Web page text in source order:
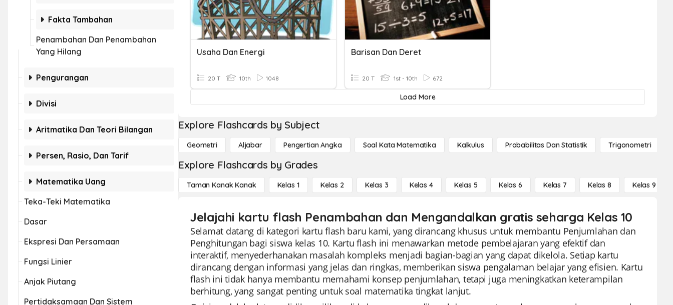
Fakta Tambahan
Penambahan Dan Penambahan
Yang Hilang
Pengurangan
Divisi
Aritmatika Dan Teori Bilangan
Persen, Rasio, Dan Tarif
Matematika Uang
Teka-Teki Matematika
Dasar
Ekspresi Dan Persamaan
Fungsi Linier
Anjak Piutang
Pertidaksamaan Dan Sistem
Usaha Dan Energi
20 T 10th 1048
Barisan Dan Deret
20 T 1st - 10th 672
Load More
Explore Flashcards by Subject
Geometri Aljabar Pengertian Angka Soal Kata Matematika Kalkulus Probabilitas Dan Statistik Trigonometri
Explore Flashcards by Grades
Taman Kanak Kanak Kelas 1 Kelas 2 Kelas 3 Kelas 4 Kelas 5 Kelas 6 Kelas 7 Kelas 8 Kelas 9
Jelajahi kartu flash Penambahan dan Mengandalkan gratis seharga Kelas 10
Selamat datang di kategori kartu flash baru kami, yang dirancang khusus untuk membantu Penjumlahan dan
Penghitungan bagi siswa kelas 10. Kartu flash ini menawarkan metode pembelajaran yang efektif dan
interaktif, menyederhanakan masalah kompleks menjadi bagian-bagian yang dapat dikelola. Setiap kartu
dirancang dengan informasi yang jelas dan ringkas, memberikan siswa pengalaman belajar yang efisien. Kartu
flash ini tidak hanya membantu memahami konsep penjumlahan, tetapi juga meningkatkan keterampilan
berhitung, yang sangat penting untuk soal matematika tingkat lanjut.